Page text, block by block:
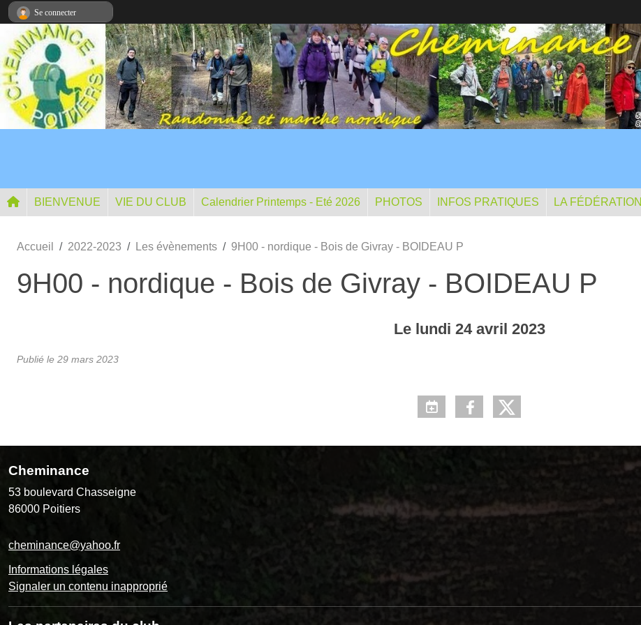
BIENVENUE VIE DU CLUB Calendrier Printemps - Eté 2026 PHOTOS INFOS PRATIQUES LA FÉDÉRATION
Accueil 2022-2023 Les évènements 9H00 - nordique - Bois de Givray - BOIDEAU P
9H00 - nordique - Bois de Givray - BOIDEAU P
Le lundi 24 avril 2023
Publié le 29 mars 2023
Cheminance
53 boulevard Chasseigne
86000 Poitiers
cheminance@yahoo.fr
Informations légales
Signaler un contenu inapproprié
Se connecter
Panneau de gestion des cookies